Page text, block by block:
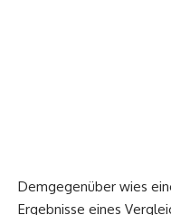
Demgegenüber wies
Ergebnisse eines